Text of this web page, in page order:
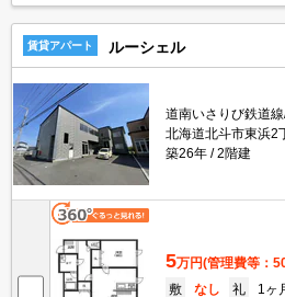
賃貸アパート ルーシェル
道南いさりび鉄道
北海道北斗市東浜2
築26年
2階建
5万円(管理費等：
敷
なし 礼
1ヶ